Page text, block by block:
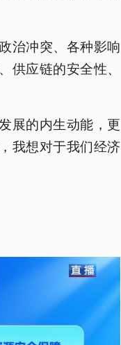
治冲突、各种影响
应链的安全性、
展的内生动能，更
我想对于我们经济